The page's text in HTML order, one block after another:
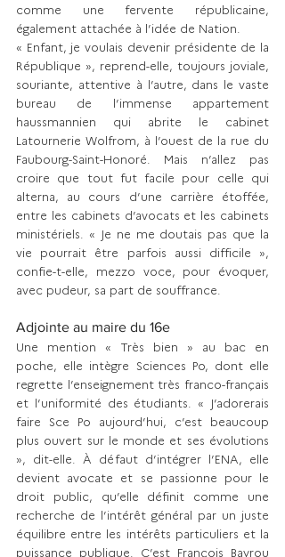
comme une fervente républicaine,
également attachée à l’idée de Nation.
« Enfant, je voulais devenir présidente de la
République », reprend-elle, toujours joviale,
souriante, attentive à l’autre, dans le vaste
bureau de l’immense appartement
haussmannien qui abrite le cabinet
Latournerie Wolfrom, à l’ouest de la rue du
Faubourg-Saint-Honoré. Mais n’allez pas
croire que tout fut facile pour celle qui
alterna, au cours d’une carrière étoffée,
entre les cabinets d’avocats et les cabinets
ministériels. « Je ne me doutais pas que la
vie pourrait être parfois aussi difficile »,
confie-t-elle, mezzo voce, pour évoquer,
avec pudeur, sa part de souffrance.
Adjointe au maire du 16e
Une mention « Très bien » au bac en
poche, elle intègre Sciences Po, dont elle
regrette l’enseignement très franco-français
et l’uniformité des étudiants. « J’adorerais
faire Sce Po aujourd’hui, c’est beaucoup
plus ouvert sur le monde et ses évolutions
», dit-elle. À défaut d’intégrer l’ENA, elle
devient avocate et se passionne pour le
droit public, qu’elle définit comme une
recherche de l’intérêt général par un juste
équilibre entre les intérêts particuliers et la
puissance publique. C’est François Bayrou